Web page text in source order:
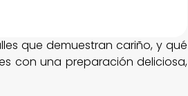
que demuestran cariño, y qué
con una preparación deliciosa,